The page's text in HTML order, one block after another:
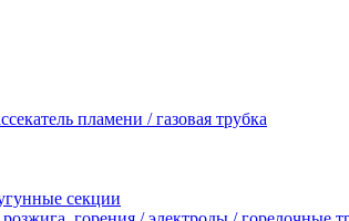
пламени / газовая трубка
секции